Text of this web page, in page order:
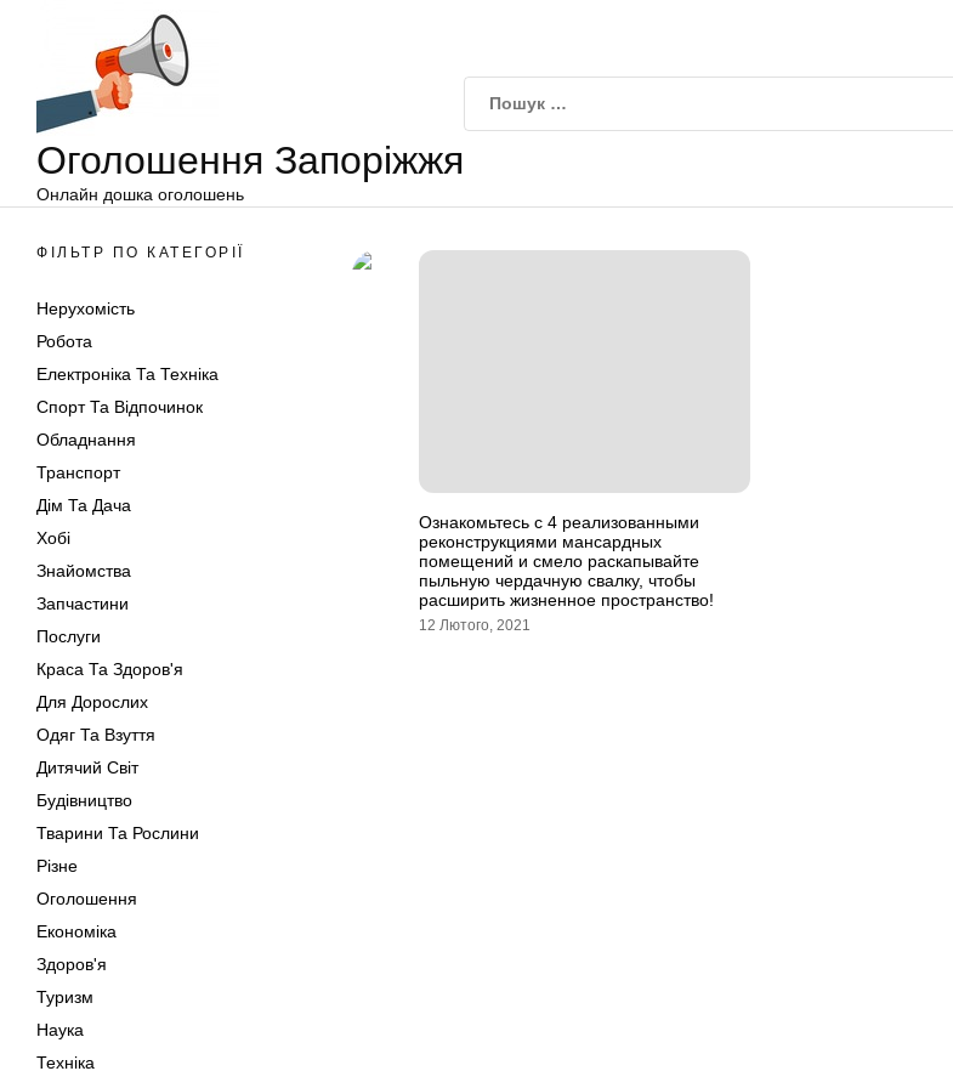
Оголошення Запоріжжя
Онлайн дошка оголошень
ФІЛЬТР ПО КАТЕГОРІЇ
Нерухомість
Робота
Електроніка Та Техніка
Спорт Та Відпочинок
Обладнання
Транспорт
Дім Та Дача
Хобі
Знайомства
Запчастини
Послуги
Краса Та Здоров'я
Для Дорослих
Одяг Та Взуття
Дитячий Світ
Будівництво
Тварини Та Рослини
Різне
Оголошення
Економіка
Здоров'я
Туризм
Наука
Техніка
Ознакомьтесь с 4 реализованными
реконструкциями мансардных
помещений и смело раскапывайте
пыльную чердачную свалку, чтобы
расширить жизненное пространство!
12 Лютого, 2021